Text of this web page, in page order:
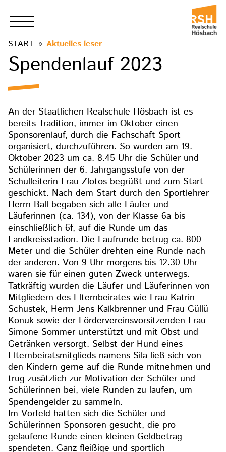
START Aktuelles leser
Spendenlauf 2023
An der Staatlichen Realschule Hösbach ist es
bereits Tradition, immer im Oktober einen
Sponsorenlauf, durch die Fachschaft Sport
organisiert, durchzuführen. So wurden am 19.
Oktober 2023 um ca. 8.45 Uhr die Schüler und
Schülerinnen der 6. Jahrgangsstufe von der
Schulleiterin Frau Zlotos begrüßt und zum Start
geschickt. Nach dem Start durch den Sportlehrer
Herrn Ball begaben sich alle Läufer und
Läuferinnen (ca. 134), von der Klasse 6a bis
einschließlich 6f, auf die Runde um das
Landkreisstadion. Die Laufrunde betrug ca. 800
Meter und die Schüler drehten eine Runde nach
der anderen. Von 9 Uhr morgens bis 12.30 Uhr
waren sie für einen guten Zweck unterwegs.
Tatkräftig wurden die Läufer und Läuferinnen von
Mitgliedern des Elternbeirates wie Frau Katrin
Schustek, Herrn Jens Kalkbrenner und Frau Güllü
Konuk sowie der Fördervereinsvorsitzenden Frau
Simone Sommer unterstützt und mit Obst und
Getränken versorgt. Selbst der Hund eines
Elternbeiratsmitglieds namens Sila ließ sich von
den Kindern gerne auf die Runde mitnehmen und
trug zusätzlich zur Motivation der Schüler und
Schülerinnen bei, viele Runden zu laufen, um
Spendengelder zu sammeln.
Im Vorfeld hatten sich die Schüler und
Schülerinnen Sponsoren gesucht, die pro
gelaufene Runde einen kleinen Geldbetrag
spendeten. Ganz fleißige und sportlich